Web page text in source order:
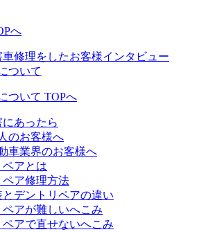
へ
修理をしたお客様インタビュー
ついて
ついて TOPへ
あったら
のお客様へ
車業界のお客様へ
ペアとは
ペア修理方法
デントリペアの違い
ペアが難しいへこみ
ペアで直せないへこみ